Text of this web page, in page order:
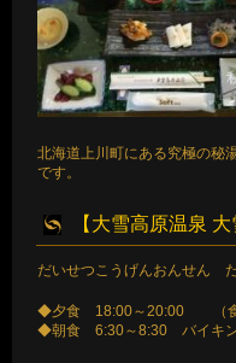
北海道上川町にある究極の秘
です。
【大雪高原温泉
だいせつこうげんおんせん
◆夕食 18:00～20:00 （食
◆朝食 6:30～8:30 バイキン